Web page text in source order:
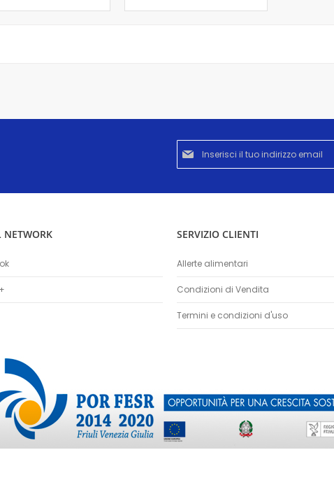
Iscriviti
alla
nostra
NETWORK SERVIZIO CLIENTI
Allerte alimentari
Condizioni di Vendita
Termini e condizioni d'uso